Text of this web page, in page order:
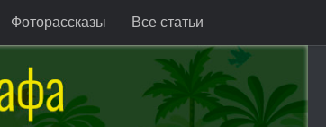
Фоторассказы Все статьи